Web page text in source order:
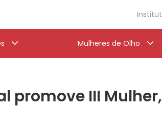
Mulheres de Olho
promove III